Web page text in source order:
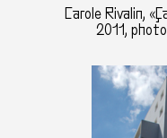
Carole Rivalin,
2011,